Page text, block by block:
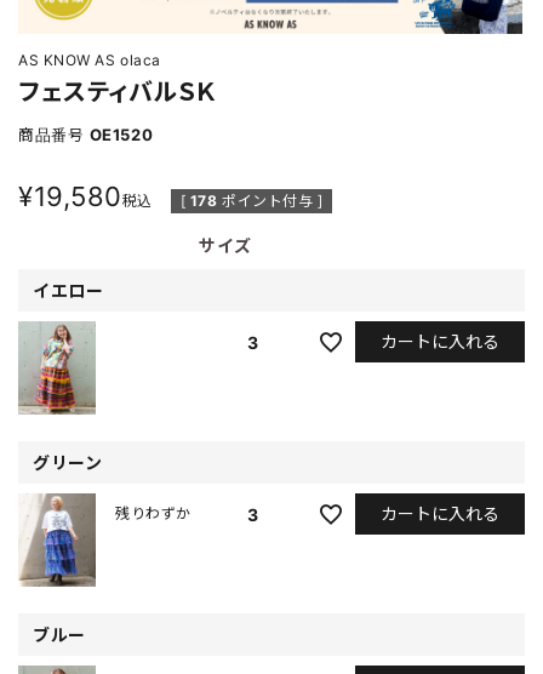
AS KNOW AS olaca
フェスティバルＳＫ
商品番号 OE1520
¥19,580税込 [ 178 ポイント付与 ]
サイズ
イエロー
3 カートに入れる
グリーン
3
残りわずか カートに入れる
ブルー